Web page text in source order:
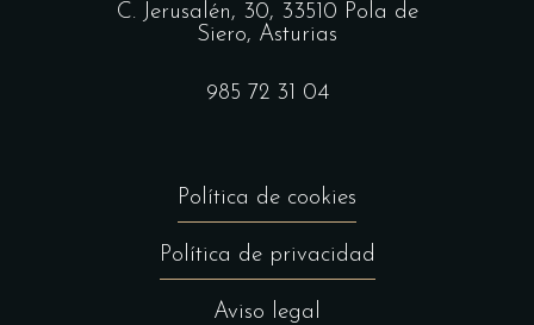
C. Jerusalén, 30, 33510 Pola de
Siero, Asturias
985 72 31 04
Política de cookies
Política de privacidad
Aviso legal